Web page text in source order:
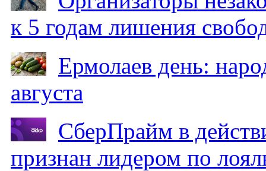
к 5 годам лишения
Ермолаев день:
августа
СберПрайм в
признан лидером по